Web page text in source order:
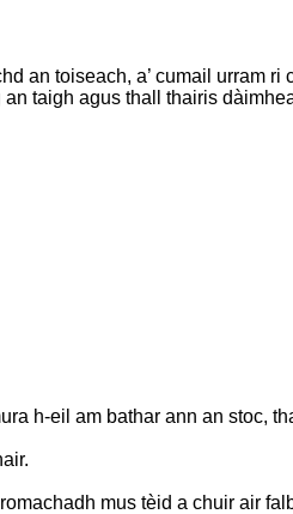
an toiseach, a’ cumail urram ri
taigh agus thall thairis
h-eil am bathar ann an stoc,
mus tèid a chuir air